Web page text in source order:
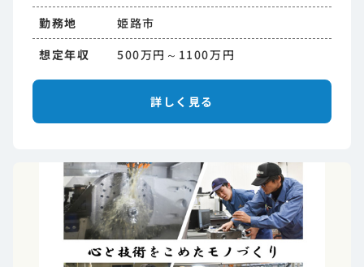
勤務地
姫路市
想定年収
500万円～1100万円
詳しく見る